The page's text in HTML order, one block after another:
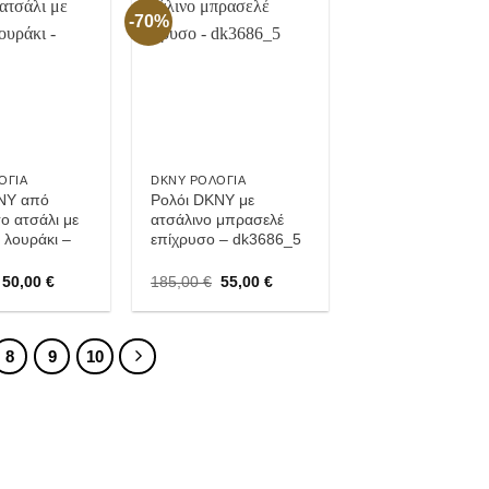
στην
από
ατσάλι με
λουράκι –
Original
was:
50,00€Current
is:
-70%
Προσθήκη
στην
DKNY ΡΟΛΌΓΙΑ
Ρολόι DKNY με
ατσάλινο μπρασελέ
επίχρυσο – dk3686_5
185,00€ Original
was:
55,00€Current
is:
8 9 10